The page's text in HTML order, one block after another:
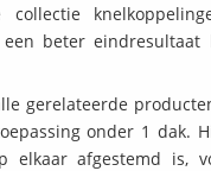
beter
gerelateerde
onder 1 dak.
elkaar afgestemd is,